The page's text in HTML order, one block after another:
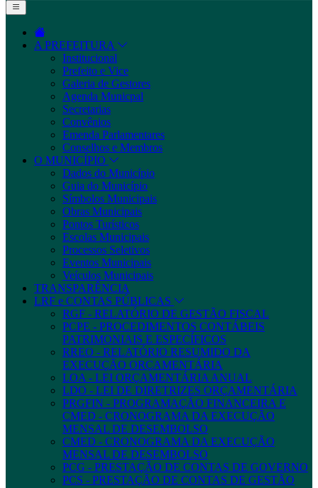
A PREFEITURA
Institucional
Prefeito e Vice
Galeria de Gestores
Agenda Municpal
Secretarias
Convênios
Emenda Parlamentares
Conselhos e Membros
O MUNICÍPIO
Dados do Município
Guia do Município
Símbolos Municipais
Obras Municipais
Pontos Turísticos
Escolas Municipais
Processos Seletivos
Eventos Municipais
Veículos Municipais
TRANSPARÊNCIA
LRF e CONTAS PÚBLICAS
RGF - RELATÓRIO DE GESTÃO FISCAL
PCPE - PROCEDIMENTOS CONTÁBEIS
PATRIMONIAIS E ESPECÍFICOS
RREO - RELATÓRIO RESUMIDO DA
EXECUÇÃO ORÇAMENTÁRIA
LOA - LEI ORÇAMENTÁRIA ANUAL
LDO - LEI DE DIRETRIZES ORÇAMENTÁRIA
PRGFIN - PROGRAMAÇÃO FINANCEIRA E
CMED - CRONOGRAMA DA EXECUÇÃO
MENSAL DE DESEMBOLSO
CMED - CRONOGRAMA DA EXECUÇÃO
MENSAL DE DESEMBOLSO
PCG - PRESTAÇÃO DE CONTAS DE GOVERNO
PCS - PRESTAÇÃO DE CONTAS DE GESTÃO